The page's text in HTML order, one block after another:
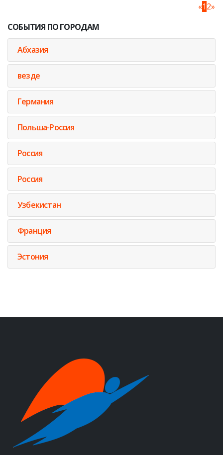
«12»
СОБЫТИЯ ПО ГОРОДАМ
Абхазия
везде
Германия
Польша-Россия
Россия
Россия
Узбекистан
Франция
Эстония